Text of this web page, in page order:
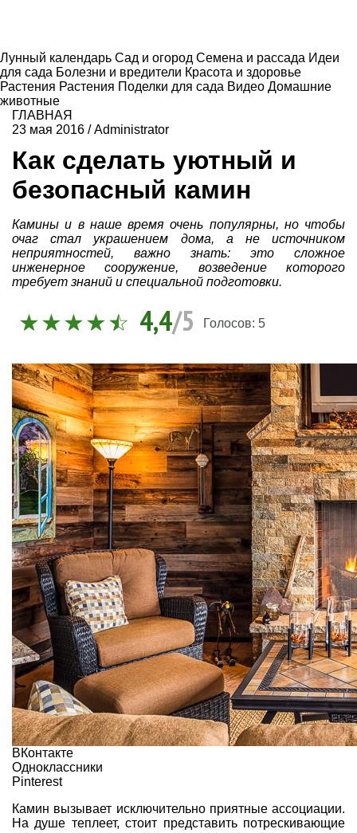
Лунный календарь Сад и огород Семена и рассада Идеи
для сада Болезни и вредители Красота и здоровье
Растения Растения Поделки для сада Видео Домашние
животные
ГЛАВНАЯ
23 мая 2016 /Administrator
Как сделать уютный и
безопасный камин
Камины и в наше время очень популярны, но чтобы
очаг стал украшением дома, а не источником
неприятностей, важно знать: это сложное
инженерное сооружение, возведение которого
требует знаний и специальной подготовки.
4,4/5 Голосов: 5
ВКонтакте
Одноклассники
Pinterest
Камин вызывает исключительно приятные ассоциации.
На душе теплеет, стоит представить потрескивающие